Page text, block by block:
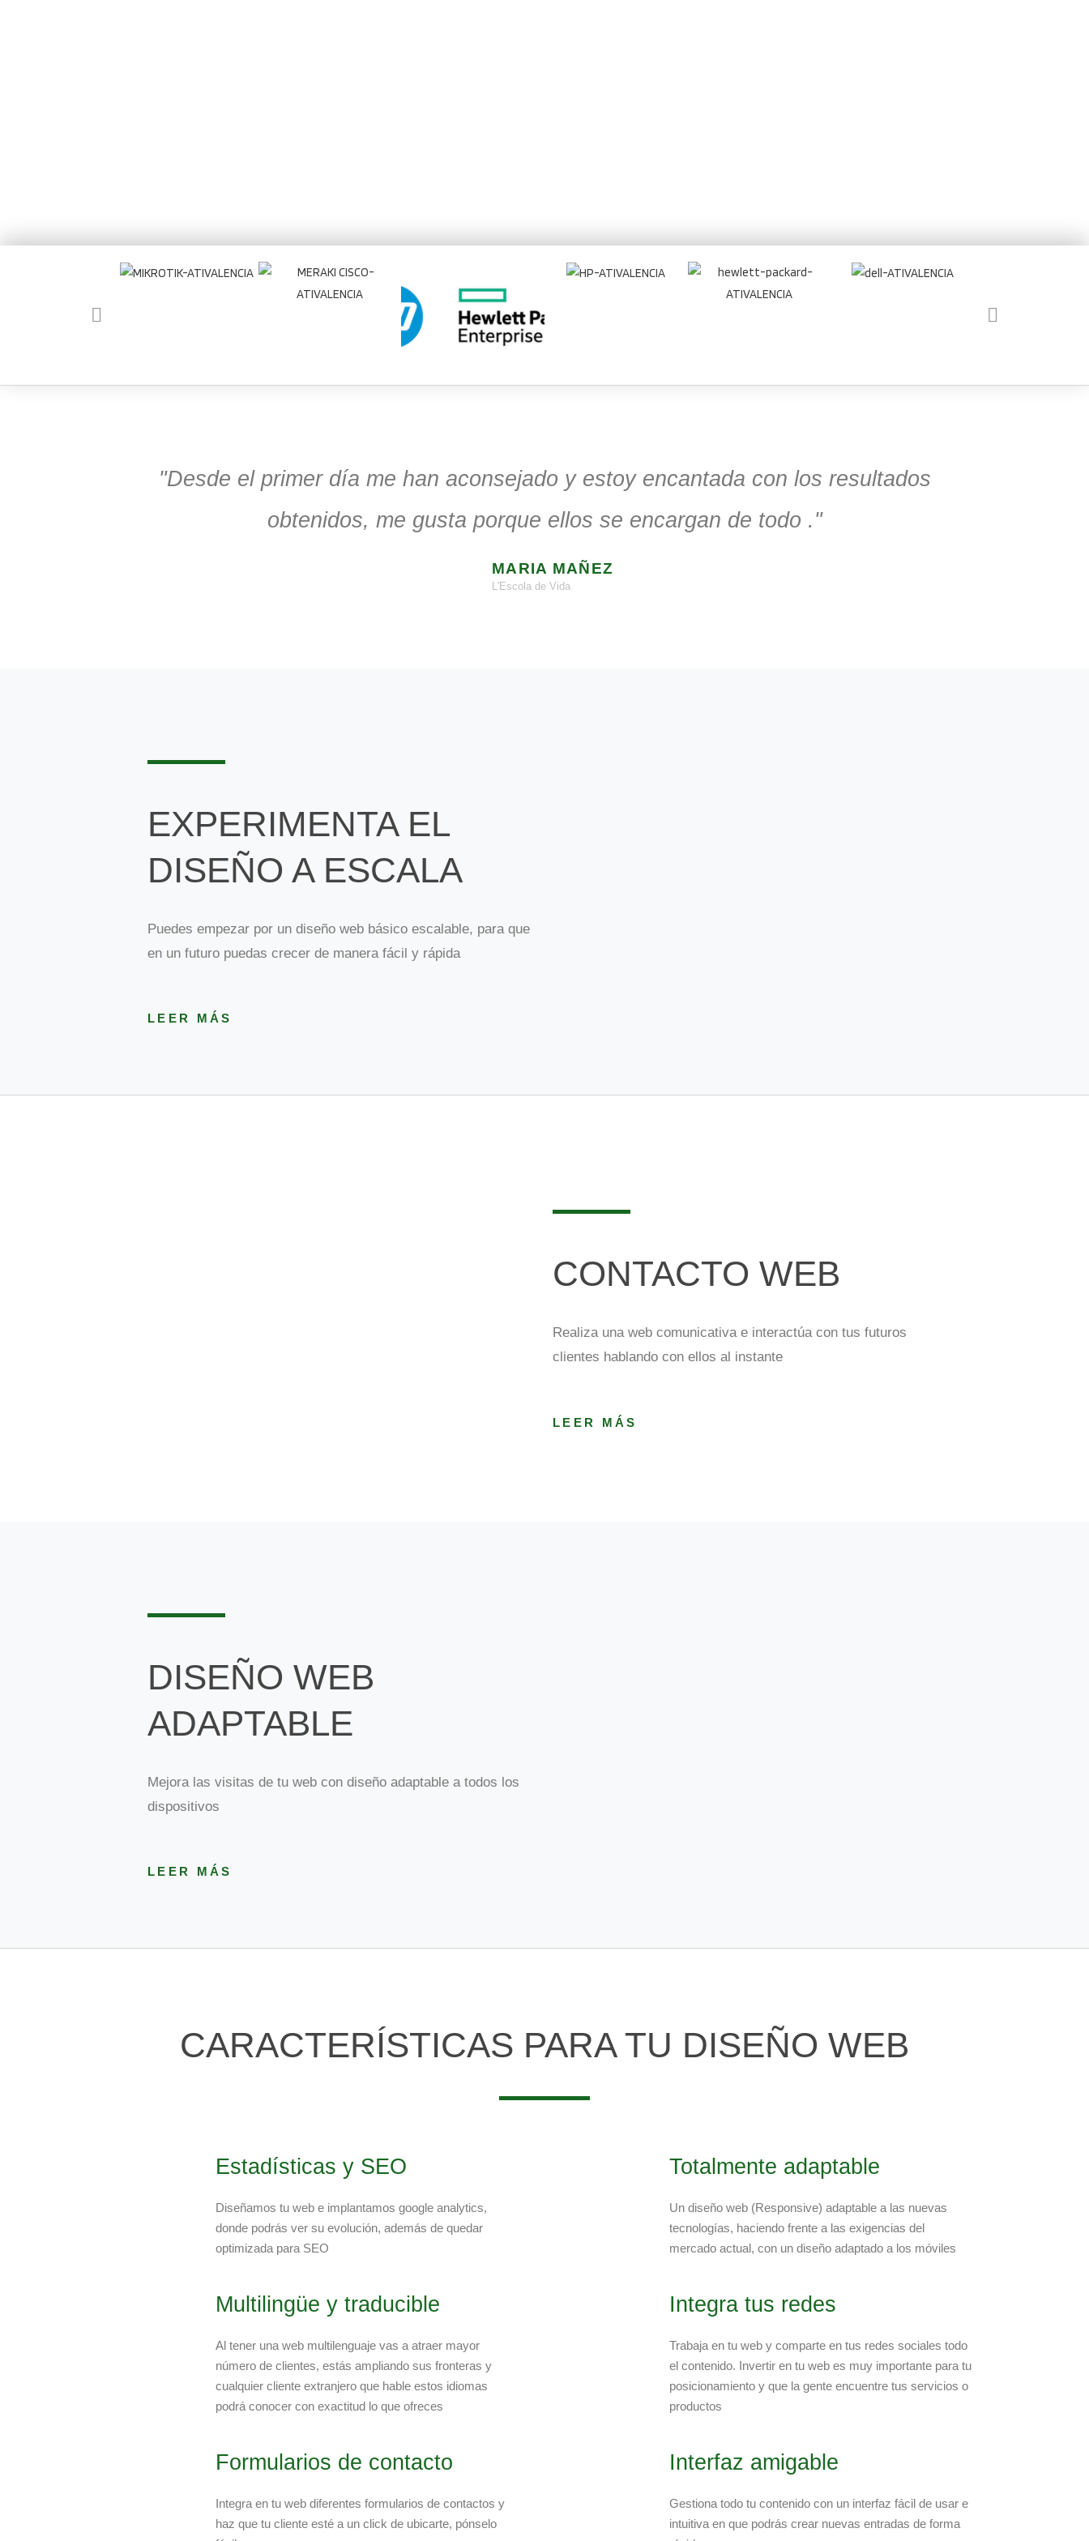
"Desde el primer día me han aconsejado y estoy encantada con los resultados
obtenidos, me gusta porque ellos se encargan de todo ."
MARIA MAÑEZ
L'Escola de Vida
EXPERIMENTA EL
DISEÑO A ESCALA
Puedes empezar por un diseño web básico escalable, para que
en un futuro puedas crecer de manera fácil y rápida
LEER MÁS
CONTACTO WEB
Realiza una web comunicativa e interactúa con tus futuros
clientes hablando con ellos al instante
LEER MÁS
DISEÑO WEB
ADAPTABLE
Mejora las visitas de tu web con diseño adaptable a todos los
dispositivos
LEER MÁS
CARACTERÍSTICAS PARA TU DISEÑO WEB
Estadísticas y SEO
Diseñamos tu web e implantamos google analytics,
donde podrás ver su evolución, además de quedar
optimizada para SEO
Multilingüe y traducible
Al tener una web multilenguaje vas a atraer mayor
número de clientes, estás ampliando sus fronteras y
cualquier cliente extranjero que hable estos idiomas
podrá conocer con exactitud lo que ofreces
Formularios de contacto
Integra en tu web diferentes formularios de contactos y
haz que tu cliente esté a un click de ubicarte, pónselo
Totalmente adaptable
Un diseño web (Responsive) adaptable a las nuevas
tecnologías, haciendo frente a las exigencias del
mercado actual, con un diseño adaptado a los móviles
Integra tus redes
Trabaja en tu web y comparte en tus redes sociales todo
el contenido. Invertir en tu web es muy importante para tu
posicionamiento y que la gente encuentre tus servicios o
productos
Interfaz amigable
Gestiona todo tu contenido con un interfaz fácil de usar e
intuitiva en que podrás crear nuevas entradas de forma